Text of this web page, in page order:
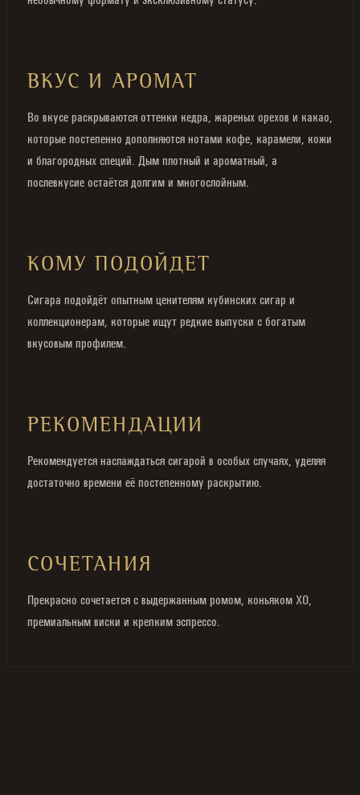
ВКУС И АРОМАТ
Во вкусе раскрываются оттенки кедра, жареных орехов и какао,
которые постепенно дополняются нотами кофе, карамели, кожи
и благородных специй. Дым плотный и ароматный, а
послевкусие остаётся долгим и многослойным.
КОМУ ПОДОЙДЕТ
Сигара подойдёт опытным ценителям кубинских сигар и
коллекционерам, которые ищут редкие выпуски с богатым
вкусовым профилем.
РЕКОМЕНДАЦИИ
Рекомендуется наслаждаться сигарой в особых случаях, уделяя
достаточно времени её постепенному раскрытию.
СОЧЕТАНИЯ
Прекрасно сочетается с выдержанным ромом, коньяком XO,
премиальным виски и крепким эспрессо.